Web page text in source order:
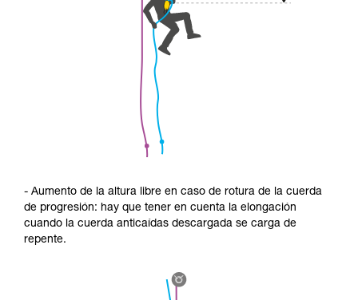
- Aumento de la altura libre en caso de rotura de la cuerda
de progresión: hay que tener en cuenta la elongación
cuando la cuerda anticaídas descargada se carga de
repente.